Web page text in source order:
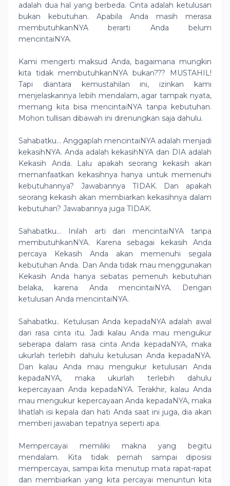
adalah dua hal yang berbeda. Cinta adalah ketulusan
bukan kebutuhan. Apabila Anda masih merasa
membutuhkanNYA berarti Anda belum
mencintaiNYA.
Kami mengerti maksud Anda, bagaimana mungkin
kita tidak membutuhkanNYA bukan??? MUSTAHIL!
Tapi diantara kemustahilan ini, izinkan kami
menjelaskannya lebih mendalam, agar tampak nyata,
memang kita bisa mencintaiNYA tanpa kebutuhan.
Mohon tullisan dibawah ini direnungkan saja dahulu.
Sahabatku… Anggaplah mencintaiNYA adalah menjadi
kekasihNYA. Anda adalah kekasihNYA dan DIA adalah
Kekasih Anda. Lalu apakah seorang kekasih akan
memanfaatkan kekasihnya hanya untuk memenuhi
kebutuhannya? Jawabannya TIDAK. Dan apakah
seorang kekasih akan membiarkan kekasihnya dalam
kebutuhan? Jawabannya juga TIDAK.
Sahabatku… Inilah arti dari mencintaiNYA tanpa
membutuhkanNYA. Karena sebagai kekasih Anda
percaya Kekasih Anda akan memenuhi segala
kebutuhan Anda. Dan Anda tidak mau menggunakan
Kekasih Anda hanya sebatas pemenuh kebutuhan
belaka, karena Anda mencintaiNYA. Dengan
ketulusan Anda mencintaiNYA.
Sahabatku.. Ketulusan Anda kepadaNYA adalah awal
dari rasa cinta itu. Jadi kalau Anda mau mengukur
seberapa dalam rasa cinta Anda kepadaNYA, maka
ukurlah terlebih dahulu ketulusan Anda kepadaNYA.
Dan kalau Anda mau mengukur ketulusan Anda
kepadaNYA, maka ukurlah terlebih dahulu
kepercayaan Anda kepadaNYA. Terakhir, kalau Anda
mau mengukur kepercayaan Anda kepadaNYA, maka
lihatlah isi kepala dan hati Anda saat ini juga, dia akan
memberi jawaban tepatnya seperti apa.
Mempercayai memiliki makna yang begitu
mendalam. Kita tidak pernah sampai diposisi
mempercayai, sampai kita menutup mata rapat-rapat
dan membiarkan yang kita percayai menuntun kita